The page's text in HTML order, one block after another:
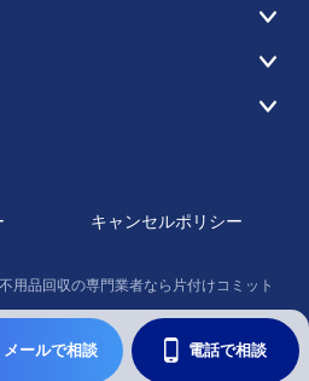
メールで相談 電話で相談
キャンセルポリシー
用品回収の専門業者なら片付けコミット